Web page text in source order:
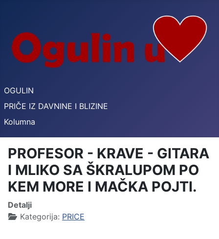
OGULIN
PRIČE IZ DAVNINE I BLIZINE
Kolumna
PROFESOR - KRAVE - GITARA
I MLIKO SA ŠKRALUPOM PO
KEM MORE I MAČKA POJTI.
Detalji
Kategorija: PRICE